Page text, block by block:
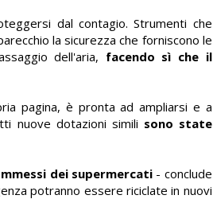
dal contagio. Strumenti che
la sicurezza che forniscono le
dell'aria, facendo sì che il
pagina, è pronta ad ampliarsi e a
nuove dotazioni simili sono state
dei supermercati - conclude
potranno essere riciclate in nuovi